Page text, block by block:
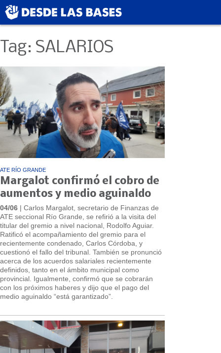
Tag: SALARIOS
ATE RÍO GRANDE
Margalot confirmó el cobro de
aumentos y medio aguinaldo
04/06 | Carlos Margalot, secretario de Finanzas de
ATE seccional Río Grande, se refirió a la visita del
titular del gremio a nivel nacional, Rodolfo Aguiar.
Ratificó el acompañamiento del gremio para el
recientemente condenado, Carlos Córdoba, y
cuestionó el fallo del tribunal. También se pronunció
acerca de los acuerdos salariales recientemente
definidos, tanto en el ámbito municipal como
provincial. Igualmente, confirmó que se cobrarán
con los próximos haberes y dijo que el pago del
medio aguinaldo “está garantizado”.